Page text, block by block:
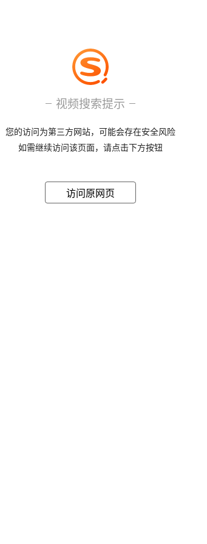
视频搜索提示
您的访问为第三方网站，可能会存在安全风险
如需继续访问该页面，请点击下方按钮
访问原网页